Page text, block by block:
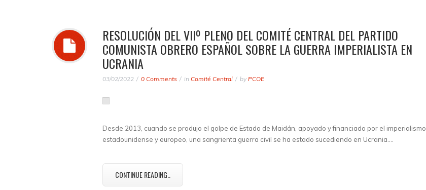
RESOLUCIÓN DEL VIIº PLENO DEL COMITÉ CENTRAL DEL PARTIDO
COMUNISTA OBRERO ESPAÑOL SOBRE LA GUERRA IMPERIALISTA EN
UCRANIA
03/02/2022 0 Comments in Comité Central by PCOE
Desde 2013, cuando se produjo el golpe de Estado de Maidán, apoyado y financiado por el imperialismo
estadounidense y europeo, una sangrienta guerra civil se ha estado sucediendo en Ucrania.…
CONTINUE READING..